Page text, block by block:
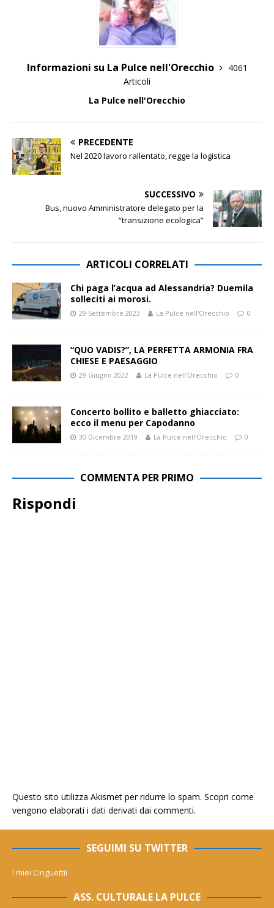
Informazioni su La Pulce nell'Orecchio
4061
Articoli
La Pulce nell'Orecchio
PRECEDENTE
Nel 2020 lavoro rallentato, regge la logistica
SUCCESSIVO
Bus, nuovo Amministratore delegato per la
“transizione ecologica”
ARTICOLI CORRELATI
Chi paga l’acqua ad Alessandria? Duemila
solleciti ai morosi.
29 Settembre 2023 La Pulce nell'Orecchio 0
“QUO VADIS?”, LA PERFETTA ARMONIA FRA
CHIESE E PAESAGGIO
29 Giugno 2022 La Pulce nell'Orecchio 0
Concerto bollito e balletto ghiacciato:
ecco il menu per Capodanno
30 Dicembre 2019 La Pulce nell'Orecchio 0
COMMENTA PER PRIMO
Rispondi
Questo sito utilizza Akismet per ridurre lo spam. Scopri come
vengono elaborati i dati derivati dai commenti.
SEGUIMI SU TWITTER
I miei Cinguettii
ASS. CULTURALE LA PULCE